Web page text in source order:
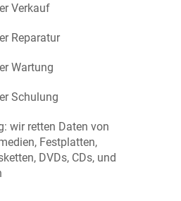
Verkauf
Reparatur
Wartung
Schulung